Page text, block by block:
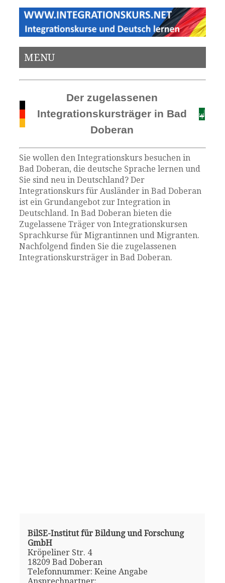
MENU
Der zugelassenen
Integrationskursträger in Bad
Doberan
Sie wollen den Integrationskurs besuchen in
Bad Doberan, die deutsche Sprache lernen und
Sie sind neu in Deutschland? Der
Integrationskurs für Ausländer in Bad Doberan
ist ein Grundangebot zur Integration in
Deutschland. In Bad Doberan bieten die
Zugelassene Träger von Integrationskursen
Sprachkurse für Migrantinnen und Migranten.
Nachfolgend finden Sie die zugelassenen
Integrationskursträger in Bad Doberan.
BilSE-Institut für Bildung und Forschung
GmbH
Kröpeliner Str. 4
18209 Bad Doberan
Telefonnummer: Keine Angabe
Ansprechpartner: